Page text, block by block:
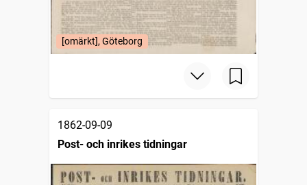
[omärkt], Göteborg
1862-09-09
Post- och inrikes tidningar